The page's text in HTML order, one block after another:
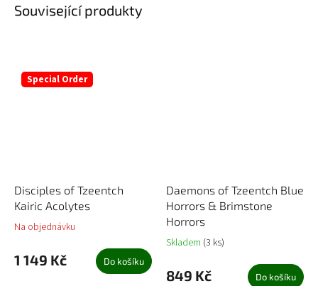
Související produkty
Special Order
Disciples of Tzeentch
Kairic Acolytes
Na objednávku
1 149 Kč Do košíku
Daemons of Tzeentch Blue
Horrors & Brimstone
Horrors
Skladem (3 ks)
849 Kč Do košíku